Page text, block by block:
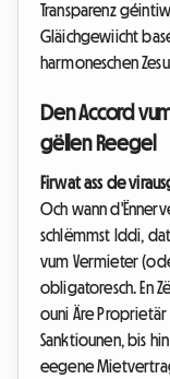
Transparenz
Gläichgewiicht
harmoneschen
Den Accord
gëllen Reegel
Firwat ass de
Och wann
schlëmmst Iddi,
vum Vermieter
obligatoresch. En
ouni Äre
Sanktiounen, bis
eegene